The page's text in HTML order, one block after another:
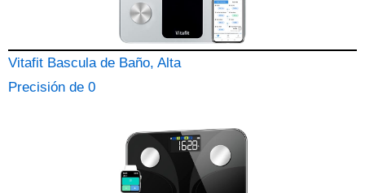
Vitafit Bascula de Baño, Alta
Precisión de 0